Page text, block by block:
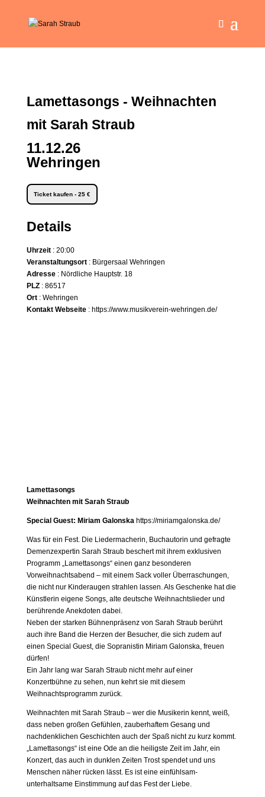
Lamettasongs - Weihnachten
mit Sarah Straub
11.12.26
Wehringen
Ticket kaufen - 25 €
Details
Uhrzeit: 20:00
Veranstaltungsort: Bürgersaal Wehringen
Adresse: Nördliche Hauptstr. 18
PLZ: 86517
Ort: Wehringen
Kontakt Webseite: https://www.musikverein-wehringen.de/
Lamettasongs
Weihnachten mit Sarah Straub
Special Guest: Miriam Galonska https://miriamgalonska.de/
Was für ein Fest. Die Liedermacherin, Buchautorin und gefragte
Demenzexpertin Sarah Straub beschert mit ihrem exklusiven
Programm „Lamettasongs“ einen ganz besonderen
Vorweihnachtsabend – mit einem Sack voller Überraschungen,
die nicht nur Kinderaugen strahlen lassen. Als Geschenke hat die
Künstlerin eigene Songs, alte deutsche Weihnachtslieder und
berührende Anekdoten dabei.
Neben der starken Bühnenpräsenz von Sarah Straub berührt
auch ihre Band die Herzen der Besucher, die sich zudem auf
einen Special Guest, die Sopranistin Miriam Galonska, freuen
dürfen!
Ein Jahr lang war Sarah Straub nicht mehr auf einer
Konzertbühne zu sehen, nun kehrt sie mit diesem
Weihnachtsprogramm zurück.
Weihnachten mit Sarah Straub – wer die Musikerin kennt, weiß,
dass neben großen Gefühlen, zauberhaftem Gesang und
nachdenklichen Geschichten auch der Spaß nicht zu kurz kommt.
„Lamettasongs“ ist eine Ode an die heiligste Zeit im Jahr, ein
Konzert, das auch in dunklen Zeiten Trost spendet und uns
Menschen näher rücken lässt. Es ist eine einfühlsam-
unterhaltsame Einstimmung auf das Fest der Liebe.